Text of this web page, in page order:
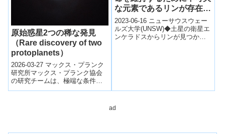
原始惑星2つの稀な発見
（Rare discovery of two
protoplanets）
2026-03-27 マックス・プランク
研究所マックス・プランク協会
の研究チームは、極端な条件下
での物質の振る舞いに関する新
な元素であるリンが存在す
ることが初めて明らかにな
りました。(For the first
time, astronomers have
2023-06-16 ニューサウスウェー
ルズ大学(UNSW)◆土星の衛星エ
ンケラドスからリンが見つか
ad